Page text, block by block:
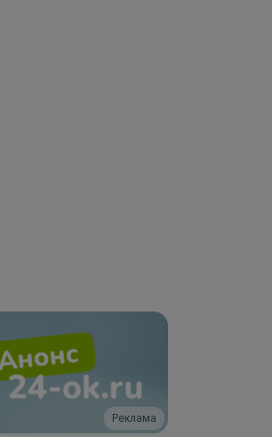
Реклама